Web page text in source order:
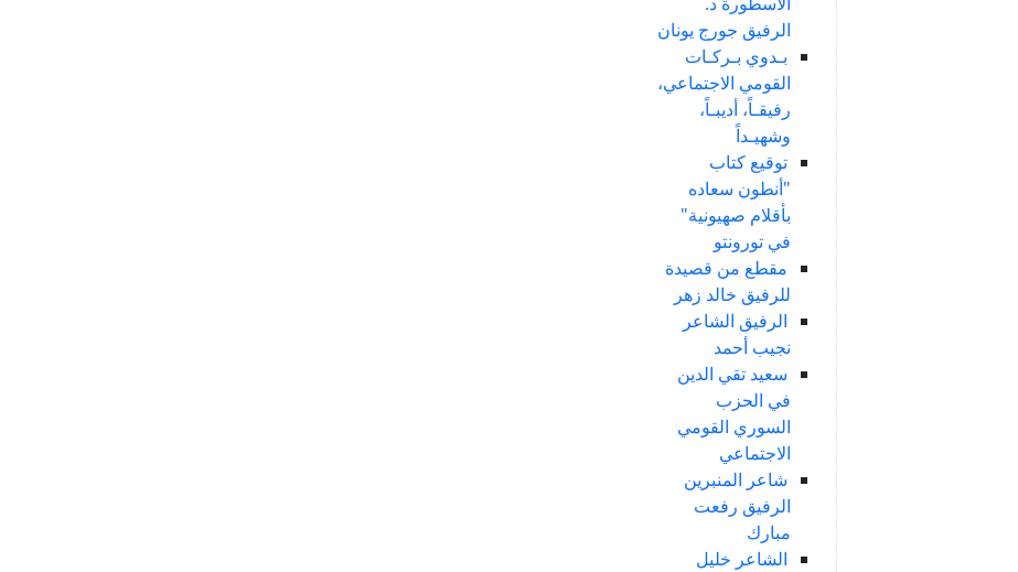
الرفيق جورج يونان
بـدوي بـركـات
القومي الاجتماعي،
رفيقـاً، أديبـاً،
وشهيـداً
توقيع كتاب
"أنطون سعاده
بأقلام صهيونية"
في تورونتو
مقطع من قصيدة
للرفيق خالد زهر
الرفيق الشاعر
نجيب أحمد
سعيد تقي الدين
في الحزب
السوري القومي
الاجتماعي
شاعر المنبرين
الرفيق رفعت
مبارك
الشاعر خليل